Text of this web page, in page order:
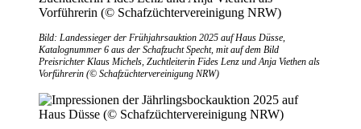
Bild: Landessieger der Frühjahrsauktion 2025 auf Haus Düsse,
Katalognummer 6 aus der Schafzucht Specht, mit auf dem Bild
Preisrichter Klaus Michels, Zuchtleiterin Fides Lenz und Anja Viethen als
Vorführerin (© Schafzüchtervereinigung NRW)